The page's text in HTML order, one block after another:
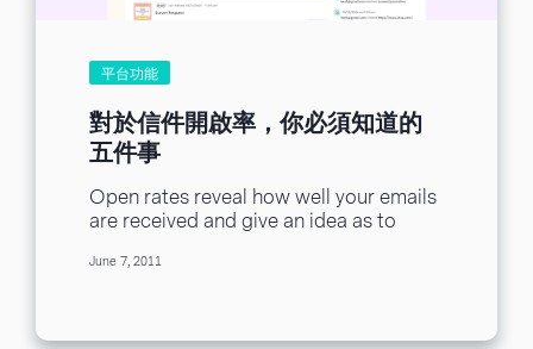
平台功能
對於信件開啟率，你必須知道的
五件事
Open rates reveal how well your emails
are received and give an idea as to
June 7, 2011